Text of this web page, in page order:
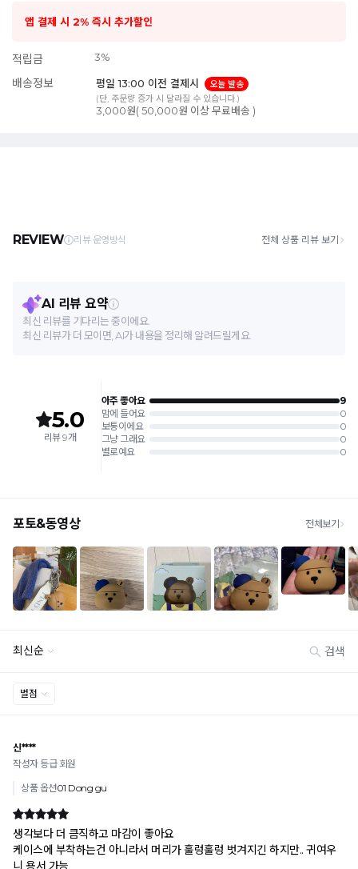
앱 결제 시 2% 즉시 추가할인
적립금 3%
배송정보 평일 13:00 이전 결제시
오늘 발송
(단, 주문량 증가 시 달라질 수 있습니다.)
3,000원( 50,000원 이상 무료배송 )